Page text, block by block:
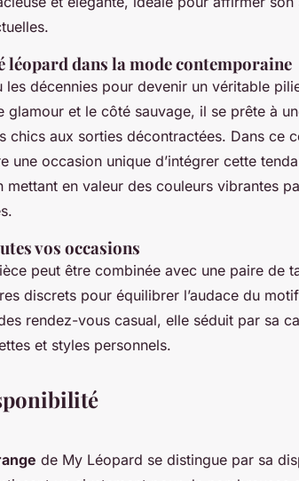
dans la mode contemporaine
décennies pour devenir un véritable
glamour et le côté sauvage, il se prête à
chics aux sorties décontractées. Dans ce
une occasion unique d’intégrer cette
en valeur des couleurs vibrantes
vos occasions
peut être combinée avec une paire de
discrets pour équilibrer l’audace du
rendez-vous casual, elle séduit par sa
et styles personnels.
de My Léopard se distingue par sa